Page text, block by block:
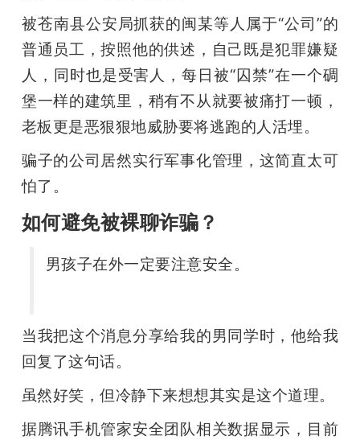
被苍南县公安局抓获的闽某等人属于“公司”的
普通员工，按照他的供述，自己既是犯罪嫌疑
人，同时也是受害人，每日被“囚禁”在一个碉
堡一样的建筑里，稍有不从就要被痛打一顿，
老板更是恶狠狠地威胁要将逃跑的人活埋。
骗子的公司居然实行军事化管理，这简直太可
怕了。
如何避免被裸聊诈骗？
男孩子在外一定要注意安全。
当我把这个消息分享给我的男同学时，他给我
回复了这句话。
虽然好笑，但冷静下来想想其实是这个道理。
据腾讯手机管家安全团队相关数据显示，目前